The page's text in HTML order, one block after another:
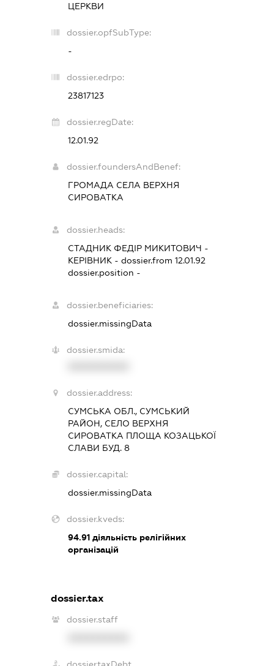
ЦЕРКВИ
dossier.opfSubType:
-
dossier.edrpo:
23817123
dossier.regDate:
12.01.92
dossier.foundersAndBenef:
ГРОМАДА СЕЛА ВЕРХНЯ
СИРОВАТКА
dossier.heads:
СТАДНИК ФЕДІР МИКИТОВИЧ -
КЕРІВНИК - dossier.from 12.01.92
dossier.position -
dossier.beneficiaries:
dossier.missingData
dossier.smida:
dossier.address:
СУМСЬКА ОБЛ., СУМСЬКИЙ
РАЙОН, СЕЛО ВЕРХНЯ
СИРОВАТКА ПЛОЩА КОЗАЦЬКОЇ
СЛАВИ БУД. 8
dossier.capital:
dossier.missingData
dossier.kveds:
94.91 діяльність релігійних
організацій
dossier.tax
dossier.staff
dossier.taxDebt